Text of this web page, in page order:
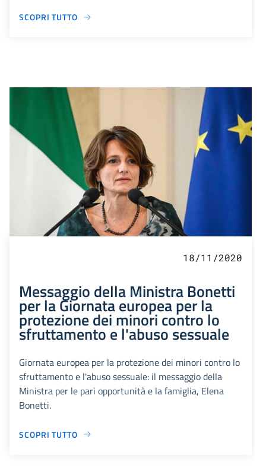
SCOPRI TUTTO
18/11/2020
Messaggio della Ministra Bonetti
per la Giornata europea per la
protezione dei minori contro lo
sfruttamento e l'abuso sessuale
Giornata europea per la protezione dei minori contro lo
sfruttamento e l'abuso sessuale: il messaggio della
Ministra per le pari opportunità e la famiglia, Elena
Bonetti.
SCOPRI TUTTO